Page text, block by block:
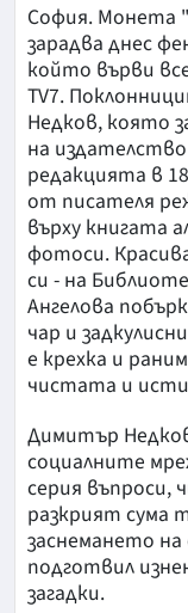
София. Монета
зарадва днес
който върви
TV7.
Недков, която
на
редакцията в
от писателя
върху книгата
фотоси.
си - на
Ангелова
чар и
е крехка и
чистата и
Димитър
социалните
серия въпроси,
разкрият сума
заснемането на
подготвил
загадки.